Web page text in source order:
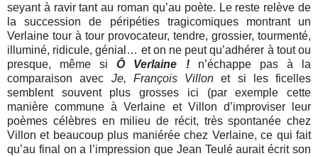
seyant à ravir tant au roman qu’au poète. Le reste relève de
la succession de péripéties tragicomiques montrant un
Verlaine tour à tour provocateur, tendre, grossier, tourmenté,
illuminé, ridicule, génial… et on ne peut qu’adhérer à tout ou
presque, même siÔ Verlaine !n’échappe pas à la
comparaison avec Je, François Villon et si les ficelles
semblent souvent plus grosses ici (par exemple cette
manière commune à Verlaine et Villon d’improviser leur
poèmes célèbres en milieu de récit, très spontanée chez
Villon et beaucoup plus maniérée chez Verlaine, ce qui fait
qu’au final on a l’impression que Jean Teulé aurait écrit son